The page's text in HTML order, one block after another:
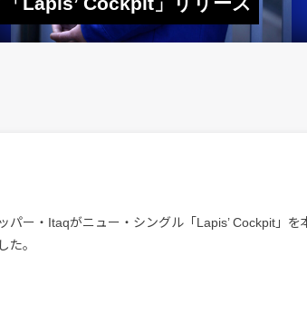
パー・Itaqがニュー・シングル「Lapis’ Cockpit」
た。